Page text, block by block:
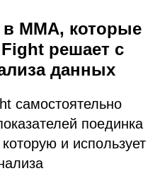
в ММА, которые
решает с
данных
самостоятельно
поединка
и использует